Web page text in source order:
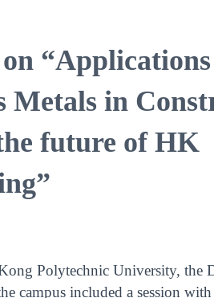
Metals in
future of HK
Polytechnic University, the
campus included a session